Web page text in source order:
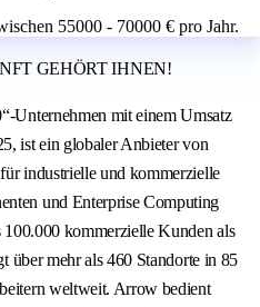
55000 - 70000 € pro Jahr.
GEHÖRT IHNEN!
Unternehmen mit einem Umsatz
ist ein globaler Anbieter von
industrielle und kommerzielle
und Enterprise Computing
kommerzielle Kunden als
über mehr als 460 Standorte in 85
weltweit. Arrow bedient